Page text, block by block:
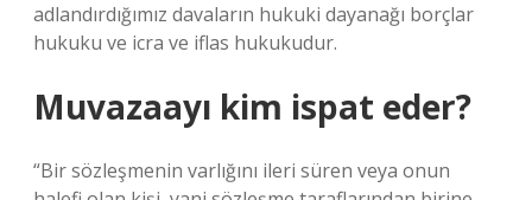
adlandırdığımız davaların hukuki dayanağı borçlar
hukuku ve icra ve iflas hukukudur.
Muvazaayı kim ispat eder?
“Bir sözleşmenin varlığını ileri süren veya onun